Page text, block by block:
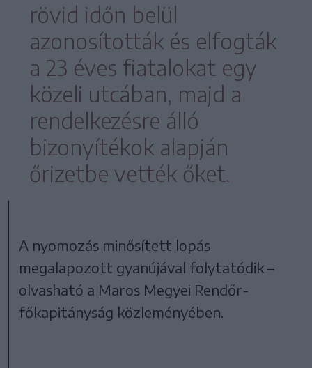
rövid időn belül
azonosították és elfogták
a 23 éves fiatalokat egy
közeli utcában, majd a
rendelkezésre álló
bizonyítékok alapján
őrizetbe vették őket.
A nyomozás minősített lopás
megalapozott gyanújával folytatódik –
olvasható a Maros Megyei Rendőr-
főkapitányság közleményében.